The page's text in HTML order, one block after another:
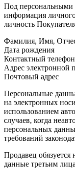
Под персональными
информация
личность
Фамилия, Имя,
Дата рождения
Контактный телефон
Адрес электронной
Почтовый адрес
Персональные
на электронных
использованием
случаев, когда
персональных
требований
Продавец обязуется
данные третьим